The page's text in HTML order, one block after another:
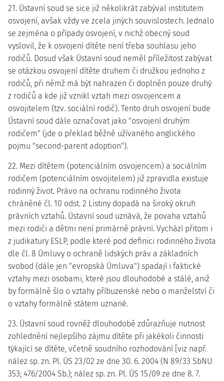
21. Ústavní soud se sice již několikrát zabýval institutem
osvojení, avšak vždy ve zcela jiných souvislostech. Jednalo
se zejména o případy osvojení, v nichž obecný soud
vyslovil, že k osvojení dítěte není třeba souhlasu jeho
rodičů. Dosud však Ústavní soud neměl příležitost zabývat
se otázkou osvojení dítěte druhem či družkou jednoho z
rodičů, při němž má být nahrazen či doplněn pouze druhý
z rodičů a kde již vznikl vztah mezi osvojencem a
osvojitelem (tzv. sociální rodič). Tento druh osvojení bude
Ústavní soud dále označovat jako "osvojení druhým
rodičem" (jde o překlad běžně užívaného anglického
pojmu "second-parent adoption").
22. Mezi dítětem (potenciálním osvojencem) a sociálním
rodičem (potenciálním osvojitelem) již zpravidla existuje
rodinný život. Právo na ochranu rodinného života
chráněné čl. 10 odst. 2 Listiny dopadá na široký okruh
právních vztahů. Ústavní soud uznává, že povaha vztahů
mezi rodiči a dětmi není primárně právní. Vychází přitom i
z judikatury ESLP, podle které pod definici rodinného života
dle čl. 8 Úmluvy o ochraně lidských práv a základních
svobod (dále jen "evropská Úmluva") spadají i faktické
vztahy mezi osobami, které jsou dlouhodobé a stálé, aniž
by formálně šlo o vztahy příbuzenské nebo o manželství či
o vztahy formálně státem uznané.
23. Ústavní soud rovněž dlouhodobě zdůrazňuje nutnost
zohlednění nejlepšího zájmu dítěte při jakékoli činnosti
týkající se dítěte, včetně soudního rozhodování [viz např.
nález sp. zn. Pl. ÚS 23/02 ze dne 30. 6. 2004 (N 89/33 SbNU
353; 476/2004 Sb.); nález sp. zn. Pl. ÚS 15/09 ze dne 8. 7.